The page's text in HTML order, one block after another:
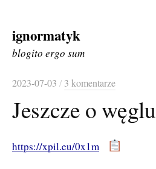
Skip
to
ignormatyk
blogito ergo sum
2023-07-03 / 3 komentarze
Jeszcze o węglu
https://xpil.eu/0x1m